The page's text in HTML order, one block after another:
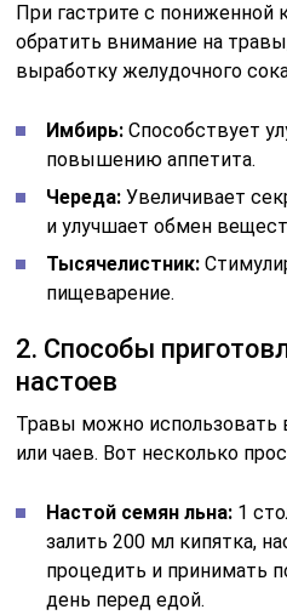
При гастрите с пониженной
обратить внимание на
выработку желудочного
Имбирь: Способствует
повышению аппетита.
Череда: Увеличивает
и улучшает обмен
Тысячелистник:
пищеварение.
2. Способы
настоев
Травы можно использовать
или чаев. Вот несколько
Настой семян льна: 1
залить 200 мл кипятка,
процедить и принимать
день перед едой.